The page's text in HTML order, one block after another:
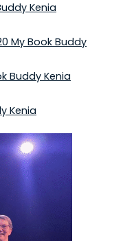
Kenia
My Book Buddy
Buddy Kenia
Kenia